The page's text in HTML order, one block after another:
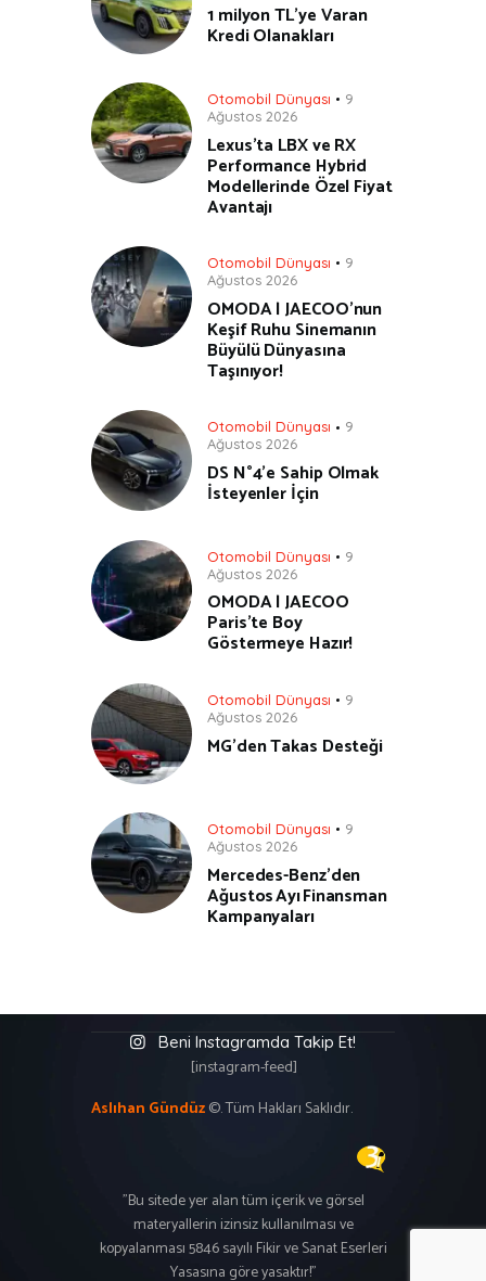
1 milyon TL’ye Varan
Kredi Olanakları
Otomobil Dünyası
9
Ağustos 2026
Lexus’ta LBX ve RX
Performance Hybrid
Modellerinde Özel Fiyat
Avantajı
Otomobil Dünyası
9
Ağustos 2026
OMODA | JAECOO’nun
Keşif Ruhu Sinemanın
Büyülü Dünyasına
Taşınıyor!
Otomobil Dünyası
9
Ağustos 2026
DS N°4’e Sahip Olmak
İsteyenler İçin
Otomobil Dünyası
9
Ağustos 2026
OMODA | JAECOO
Paris’te Boy
Göstermeye Hazır!
Otomobil Dünyası
9
Ağustos 2026
MG’den Takas Desteği
Otomobil Dünyası
9
Ağustos 2026
Mercedes-Benz’den
Ağustos Ayı Finansman
Kampanyaları
Beni Instagramda Takip Et!
[instagram-feed]
Aslıhan Gündüz©. Tüm Hakları Saklıdır.
"Bu sitede yer alan tüm içerik ve görsel
materyallerin izinsiz kullanılması ve
kopyalanması 5846 sayılı Fikir ve Sanat Eserleri
Yasasına göre yasaktır!"